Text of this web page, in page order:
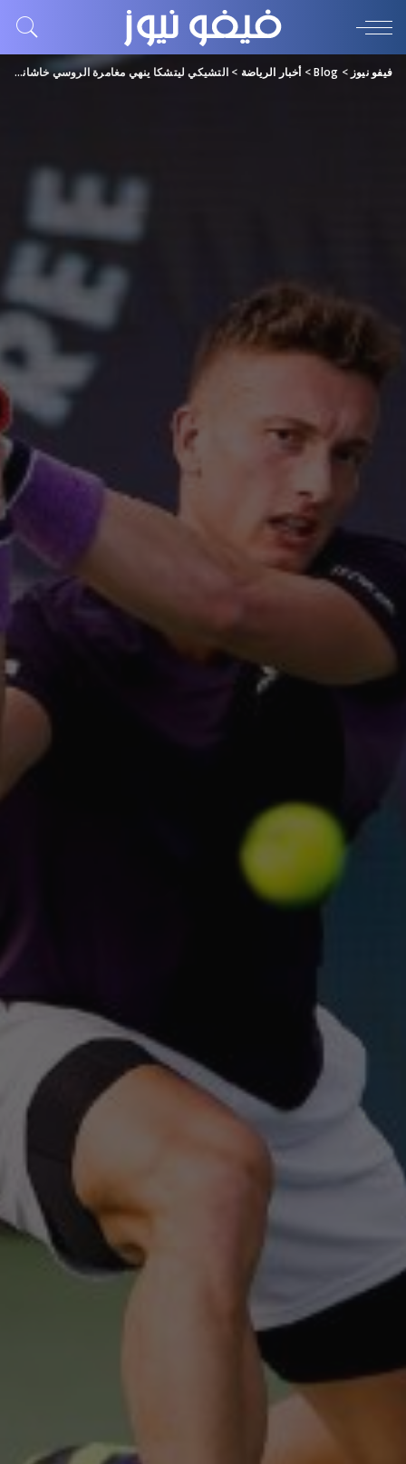
فيفو نيوز >
Blog
> أخبار الرياضة > التشيكي ليتشكا ينهي مغامرة الروسي خاشانوف في “تنس دبي”